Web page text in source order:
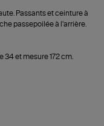
Passants et ceinture à
passepoilée à l'arrière.
34 et mesure 172 cm.